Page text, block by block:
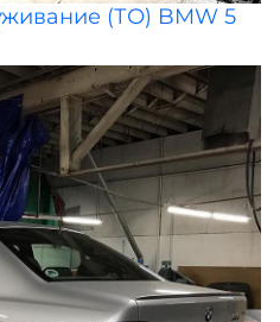
(ТО) BMW 5